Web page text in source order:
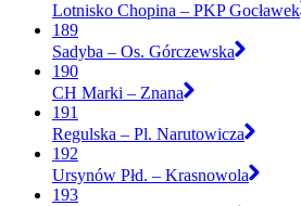
Lotnisko Chopina – PKP Gocławek
189
Sadyba – Os. Górczewska
190
CH Marki – Znana
191
Regulska – Pl. Narutowicza
192
Ursynów Płd. – Krasnowola
193